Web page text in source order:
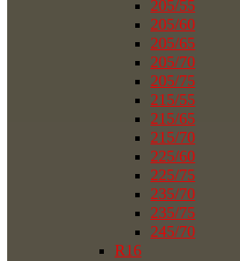
205/55
205/60
205/65
205/70
205/75
215/55
215/65
215/70
225/60
225/75
235/70
235/75
245/70
R16